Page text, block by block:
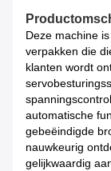
Deze machine
verpakken die
klanten wordt
automatische
gebeëindigde
nauwkeurig
gelijkwaardig